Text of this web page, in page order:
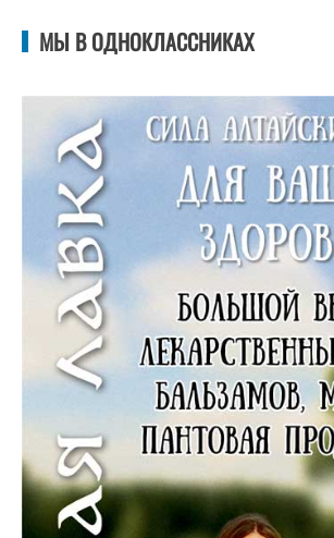
МЫ В ОДНОКЛАССНИКАХ